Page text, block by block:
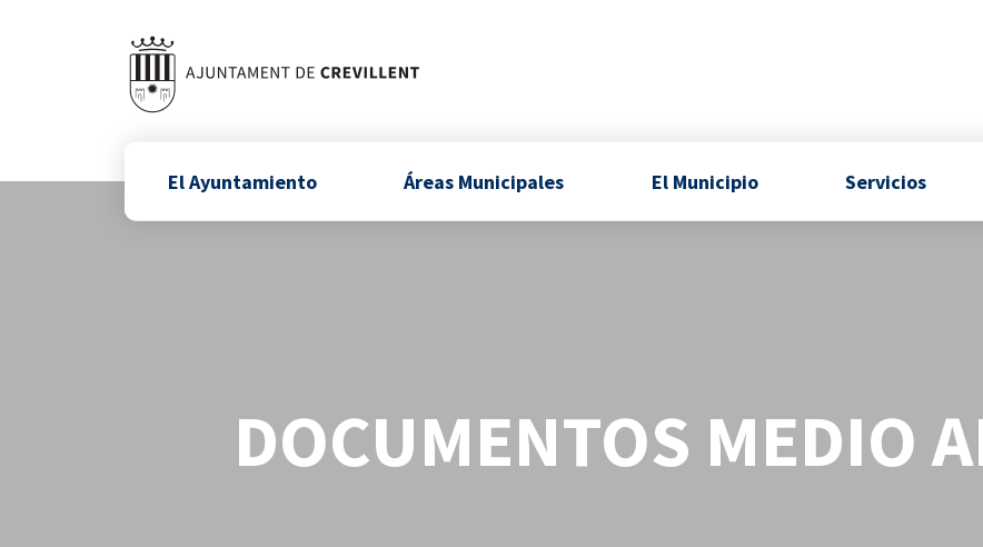
El Ayuntamiento Áreas Municipales El Municipio Servicios
DOCUMENTOS MEDIO